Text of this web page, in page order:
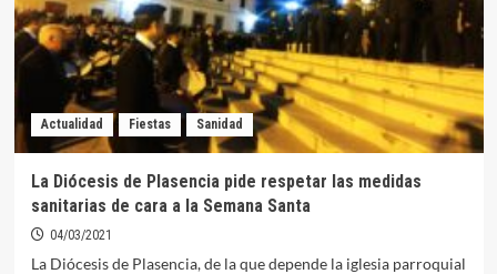
el
campeonato
extremeño
de
natación
disputado
en
Actualidad Fiestas Sanidad
La Diócesis de Plasencia pide respetar las medidas
sanitarias de cara a la Semana Santa
04/03/2021
La Diócesis de Plasencia, de la que depende la iglesia parroquial